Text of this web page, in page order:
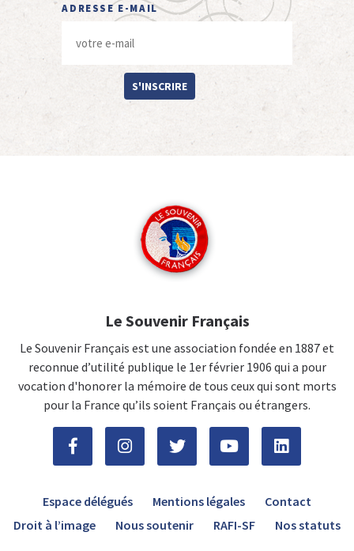
ADRESSE E-MAIL
S'INSCRIRE
Le Souvenir Français
Le Souvenir Français est une association fondée en 1887 et
reconnue d’utilité publique le 1er février 1906 qui a pour
vocation d'honorer la mémoire de tous ceux qui sont morts
pour la France qu’ils soient Français ou étrangers.
Espace délégués Mentions légales
Contact
Droit à l’image
Nous soutenir RAFI-SF Nos statuts